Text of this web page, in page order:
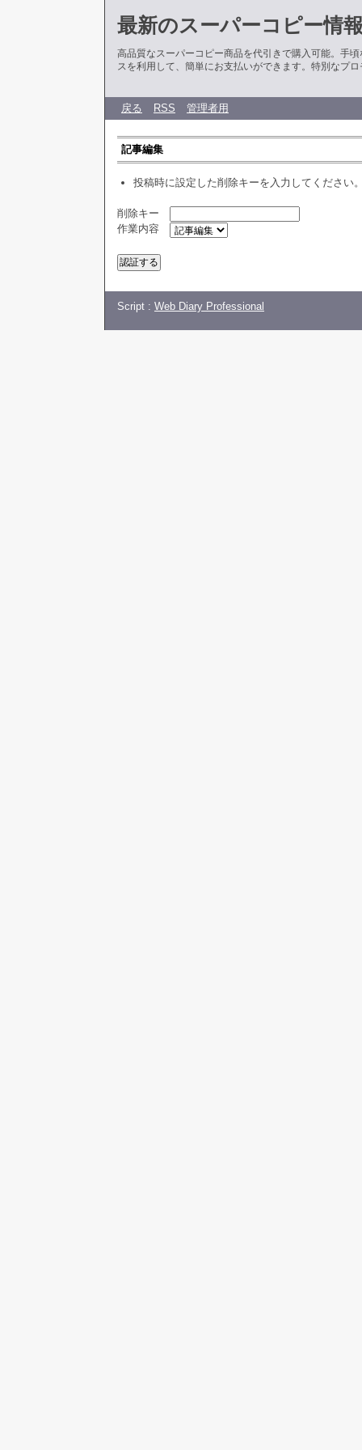
最新のスーパーコピー情
高品質なスーパーコピー商品を代引きで購入可能。手
スを利用して、簡単にお支払いができます。特別なプ
戻る RSS 管理者用
記事編集
投稿時に設定した削除キーを入力してください
削除キー
作業内容
Script : Web Diary Professional